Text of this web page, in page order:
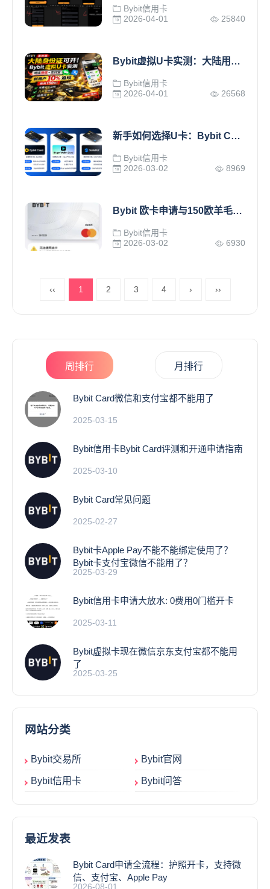
Bybit信用卡
2026-04-01
25840
Bybit虚拟U卡实测：大陆用户可用身份证开通，绑定微信支付宝消费
Bybit信用卡
2026-04-01
26568
新手如何选择U卡：Bybit Card、Bitget Wallet Card、SafePal
Bybit信用卡
2026-03-02
8969
Bybit 欧卡申请与150欧羊毛攻略
Bybit信用卡
2026-03-02
6930
‹‹ 1 2 3 4 › ››
周排行 月排行
Bybit Card微信和支付宝都不能用了
2025-03-15
Bybit信用卡Bybit Card评测和开通申请指南
2025-03-10
Bybit Card常见问题
2025-02-27
Bybit卡Apple Pay不能不能绑定使用了？
Bybit卡支付宝微信不能用了？
2025-03-29
Bybit信用卡申请大放水: 0费用0门槛开卡
2025-03-11
Bybit虚拟卡现在微信京东支付宝都不能用
了
2025-03-25
网站分类
Bybit交易所 Bybit官网
Bybit信用卡 Bybit问答
最近发表
Bybit Card申请全流程：护照开卡，支持微
信、支付宝、Apple Pay
2026-08-01